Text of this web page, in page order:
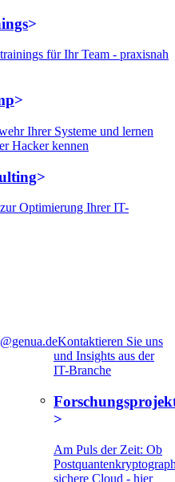
für Ihr Team - praxisnah
Ihrer Systeme und lernen
Hacker kennen
Optimierung Ihrer IT-
Kontaktieren Sie uns
und Insights aus der
IT-Branche
Am Puls der Zeit: Ob
sichere Cloud - hier